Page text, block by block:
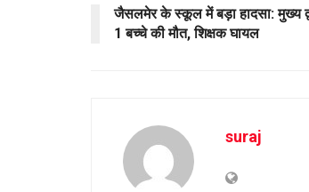
जैसलमेर के स्कूल में बड़ा हादसा: मुख्य
1 बच्चे की मौत, शिक्षक घायल
suraj